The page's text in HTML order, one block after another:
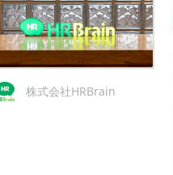
株式会社HRBrain